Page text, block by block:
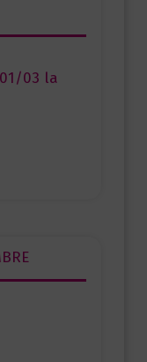
03 la